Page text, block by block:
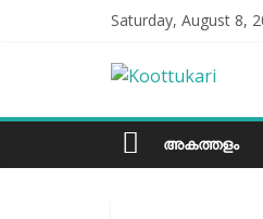
Saturday, August 8,
Kottukariഅകത്തളം